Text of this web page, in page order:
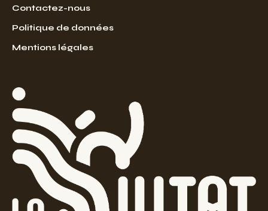
Contactez-nous
Politique de données
Mentions légales